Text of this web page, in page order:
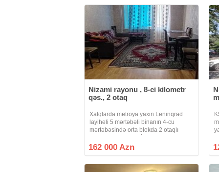
Nizami rayonu , 8-ci kilometr
qəs., 2 otaq
Xalqlarda metroya yaxin Leninqrad
layiheli 5 mərtəbəli binanın 4-cu
mərtəbəsində orta blokda 2 otaqlı
mərkəzidir.
162 000 Azn